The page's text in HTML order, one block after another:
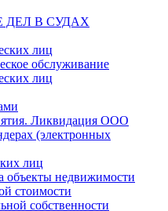
ДЕЛ В СУДАХ
лиц
обслуживание
лиц
Ликвидация ООО
(электронных
лиц
объекты недвижимости
стоимости
собственности